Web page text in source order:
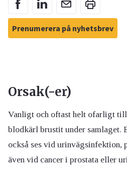
Prenumerera på nyhetsbrev
Orsak(-er)
Vanligt och oftast helt ofarligt
blodkärl brustit under samlaget.
också ses vid urinvägsinfektion,
även vid cancer i prostata eller